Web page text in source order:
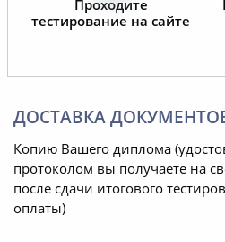
Проходите
тестирование на сайте
ДОСТАВКА
Копию Вашего диплома
протоколом вы получаете на
после сдачи итогового
оплаты)